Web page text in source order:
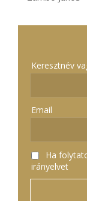
Keresztnév
Email
Ha
irányelvet